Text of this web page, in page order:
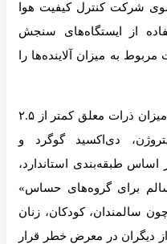
شرکت کنترل کیفیت هوا
از ایستگاه‌های سنجش
به میزان آلاینده‌ها را
شاخص کیفیت هوا (AQI) بر مبنای میزان ذرات معلق کمتر از ۲.۵
دی‌اکسید گوگرد و
طبقه‌بندی استاندارد،
معنی «ناسالم برای گروه‌های حساس»
سالمندان، کودکان، زنان
از دیگران در معرض خطر قرار